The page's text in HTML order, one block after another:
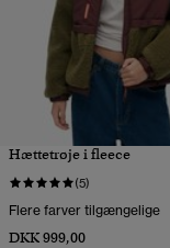
Hættetrøje i fleece
(5)
Flere farver tilgængelige
DKK 999,00